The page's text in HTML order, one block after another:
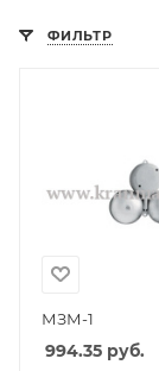
ФИЛЬТР
МЗМ-1
994.35 руб.